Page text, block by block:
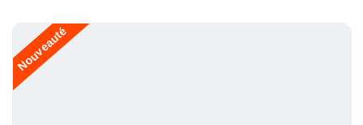
Nouveauté